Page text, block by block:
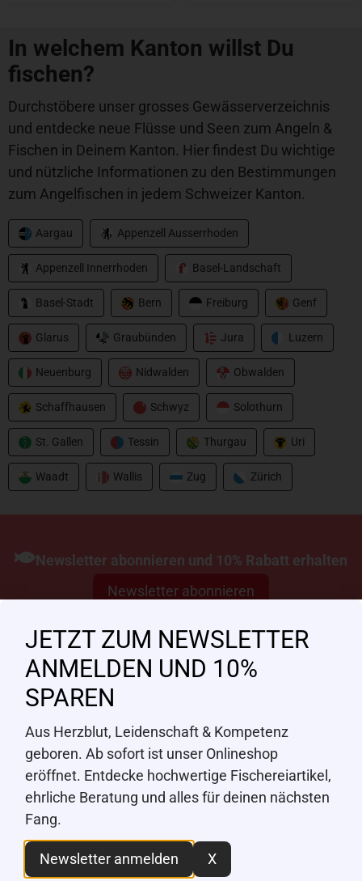
In welchem Kanton willst Du
fischen?
Durchstöbere unser grosses Gewässerverzeichnis
und entdecke neue Flüsse und Seen zum Angeln &
Fischen in Deinem Kanton. Hier findest Du wichtige
und nützliche Informationen zu den Bestimmungen
zum Angelfischen in jedem Schweizer Kanton.
Aargau Appenzell Ausserrhoden
Appenzell Innerrhoden Basel-Landschaft
Basel-Stadt Bern Freiburg Genf
Glarus Graubünden Jura Luzern
Neuenburg Nidwalden Obwalden
Schaffhausen Schwyz Solothurn
St. Gallen Tessin Thurgau Uri
Waadt Wallis Zug Zürich
Newsletter abonnieren und 10% Rabatt erhalten
Newsletter abonnieren
Adresse
Dorfstrasse 46
7220 Schiers
+41 81 508 13 13
kontakt@angeln-fischen.ch
Instagram
JETZT ZUM NEWSLETTER
ANMELDEN UND 10%
SPAREN
Aus Herzblut, Leidenschaft & Kompetenz
geboren. Ab sofort ist unser Onlineshop
eröffnet. Entdecke hochwertige Fischereiartikel,
ehrliche Beratung und alles für deinen nächsten
Fang.
Newsletter anmelden X